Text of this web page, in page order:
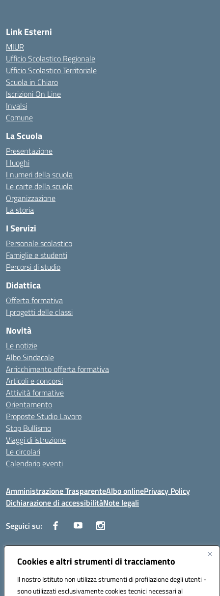
Cookies e altri strumenti di tracciamento
Il nostro Istituto non utilizza strumenti di profilazione degli utenti -
sono utilizzati esclusivamente cookies tecnici necessari al
Link Esterni
MIUR
Ufficio Scolastico Regionale
Ufficio Scolastico Territoriale
Scuola in Chiaro
Iscrizioni On Line
Invalsi
Comune
La Scuola
Presentazione
I luoghi
I numeri della scuola
Le carte della scuola
Organizzazione
La storia
I Servizi
Personale scolastico
Famiglie e studenti
Percorsi di studio
Didattica
Offerta formativa
I progetti delle classi
Novità
Le notizie
Albo Sindacale
Arricchimento offerta formativa
Articoli e concorsi
Attività formative
Orientamento
Proposte Studio Lavoro
Stop Bullismo
Viaggi di istruzione
Le circolari
Calendario eventi
Amministrazione TrasparenteAlbo onlinePrivacy Policy
Dichiarazione di accessibilitàNote legali
Seguici su:
Indirizzo:Corso Fornari, 1 - 70056 Molfetta
Posta elettronica certificata (PEC):BARH04000D@pec.istruzione.it